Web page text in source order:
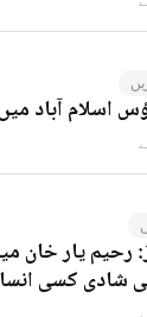
24 ایم این ایز موجود ہیں، راجہ ریاض کا انکشاف
رحیم یار خان
شادی کسی